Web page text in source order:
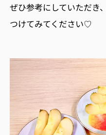
ぜひ参考にしていただき
つけてみてください♡